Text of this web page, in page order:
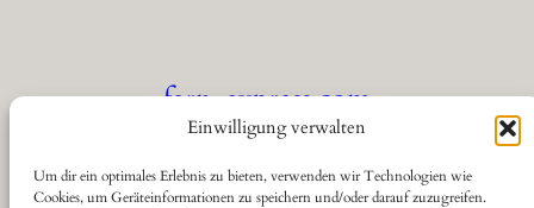
Einwilligung verwalten
Um dir ein optimales Erlebnis zu bieten, verwenden wir Technologien wie
Cookies, um Geräteinformationen zu speichern und/oder darauf zuzugreifen.
fern-express.com
Die Seite für Eisenbahnfreunde